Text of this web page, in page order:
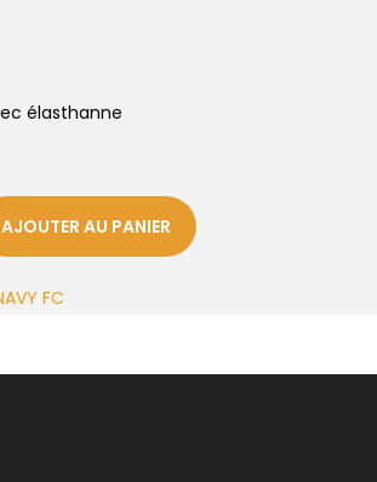
élasthanne
AJOUTER AU PANIER
FC